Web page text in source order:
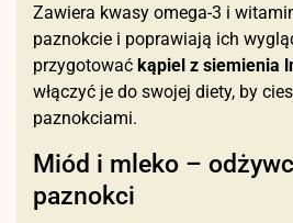
Zawiera kwasy omega-3 i
paznokcie i poprawiają ich
przygotować kąpiel z siemienia
włączyć je do swojej diety, by
paznokciami.
Miód i mleko –
paznokci